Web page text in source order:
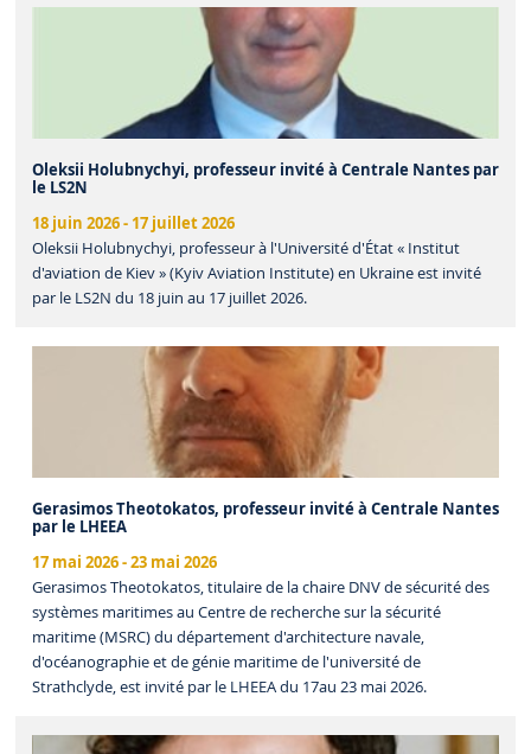
Oleksii Holubnychyi, professeur invité à Centrale Nantes par
le LS2N
18 juin 2026- 17 juillet 2026
Oleksii Holubnychyi, professeur à l'Université d'État « Institut
d'aviation de Kiev » (Kyiv Aviation Institute) en Ukraine est invité
par le LS2N du 18 juin au 17 juillet 2026.
Gerasimos Theotokatos, professeur invité à Centrale Nantes
par le LHEEA
17 mai 2026-23 mai 2026
Gerasimos Theotokatos, titulaire de la chaire DNV de sécurité des
systèmes maritimes au Centre de recherche sur la sécurité
maritime (MSRC) du département d'architecture navale,
d'océanographie et de génie maritime de l'université de
Strathclyde, est invité par le LHEEA du 17au 23 mai 2026.